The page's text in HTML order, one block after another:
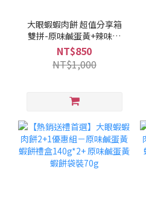
大眼蝦蝦肉餅 超值分享箱
雙拼-原味鹹蛋黃+辣味鹹
蛋黃(35gx10入)
NT$850
NT$1,000